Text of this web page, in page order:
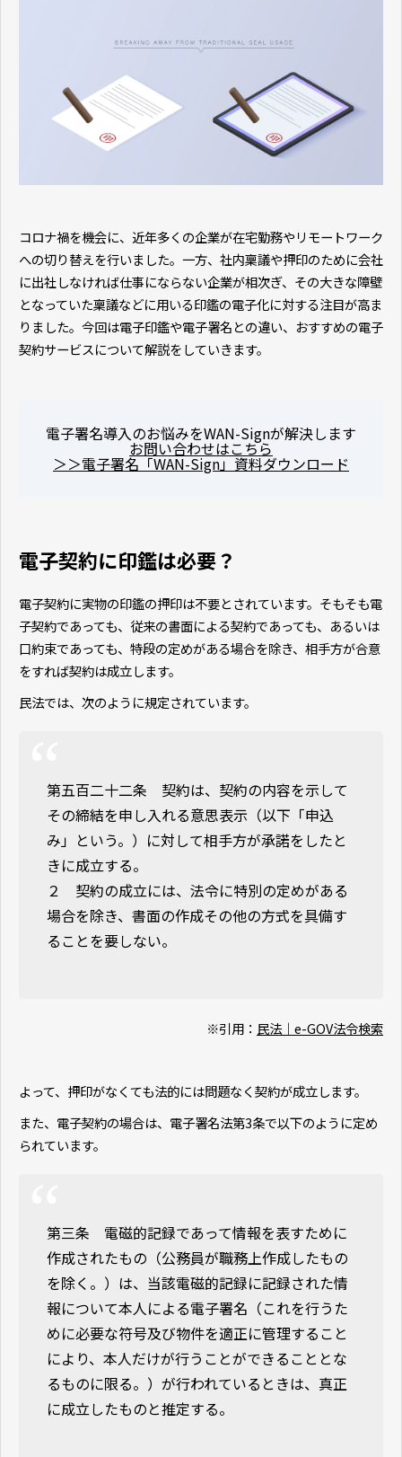
コロナ禍を機会に、近年多くの企業が在宅勤務やリモートワーク
への切り替えを行いました。一方、社内稟議や押印のために会社
に出社しなければ仕事にならない企業が相次ぎ、その大きな障壁
となっていた稟議などに用いる印鑑の電子化に対する注目が高ま
りました。今回は電子印鑑や電子署名との違い、おすすめの電子
契約サービスについて解説をしていきます。
電子署名導入のお悩みをWAN-Signが解決します
お問い合わせはこちら
＞＞電子署名「WAN-Sign」資料ダウンロード
電子契約に印鑑は必要？
電子契約に実物の印鑑の押印は不要とされています。そもそも電
子契約であっても、従来の書面による契約であっても、あるいは
口約束であっても、特段の定めがある場合を除き、相手方が合意
をすれば契約は成立します。
民法では、次のように規定されています。
第五百二十二条 契約は、契約の内容を示して
その締結を申し入れる意思表示（以下「申込
み」という。）に対して相手方が承諾をしたと
きに成立する。
２ 契約の成立には、法令に特別の定めがある
場合を除き、書面の作成その他の方式を具備す
ることを要しない。
※引用： 民法｜e-GOV法令検索
よって、押印がなくても法的には問題なく契約が成立します。
また、電子契約の場合は、電子署名法第3条で以下のように定め
られています。
第三条 電磁的記録であって情報を表すために
作成されたもの（公務員が職務上作成したもの
を除く。）は、当該電磁的記録に記録された情
報について本人による電子署名（これを行うた
めに必要な符号及び物件を適正に管理すること
により、本人だけが行うことができることとな
るものに限る。）が行われているときは、真正
に成立したものと推定する。